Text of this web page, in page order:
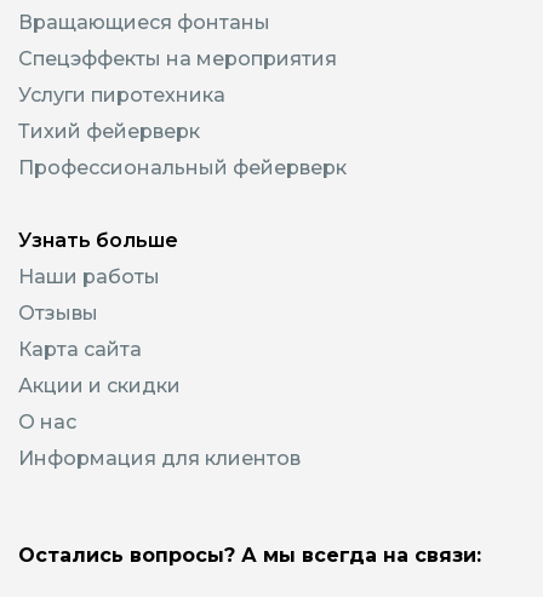
Вращающиеся фонтаны
Спецэффекты на мероприятия
Услуги пиротехника
Тихий фейерверк
Профессиональный фейерверк
Узнать больше
Наши работы
Отзывы
Карта сайта
Акции и скидки
О нас
Информация для клиентов
Остались вопросы? А мы всегда на связи: